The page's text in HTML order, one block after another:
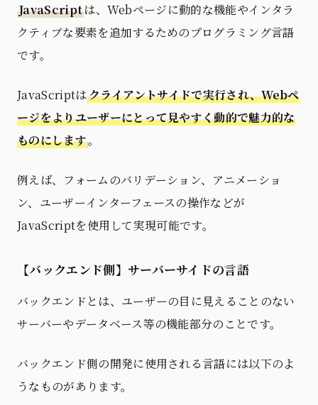
JavaScriptは、Webページに動的な機能やインタラ
クティブな要素を追加するためのプログラミング言語
です。
JavaScriptはクライアントサイドで実行され、Webペ
ージをよりユーザーにとって見やすく動的で魅力的な
ものにします。
例えば、フォームのバリデーション、アニメーショ
ン、ユーザーインターフェースの操作などが
JavaScriptを使用して実現可能です。
【バックエンド側】サーバーサイドの言語
バックエンドとは、ユーザーの目に見えることのない
サーバーやデータベース等の機能部分のことです。
バックエンド側の開発に使用される言語には以下のよ
うなものがあります。